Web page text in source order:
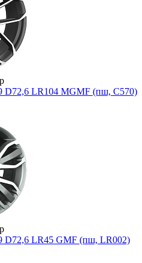
D72,6 LR104 MGMF (пш, C570)
D72,6 LR45 GMF (пш, LR002)